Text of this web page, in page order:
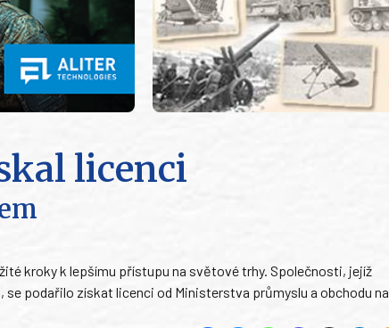
licenci
kroky k lepšímu přístupu na světové trhy. Společnosti, jejíž
podařilo získat licenci od Ministerstva průmyslu a obchodu na